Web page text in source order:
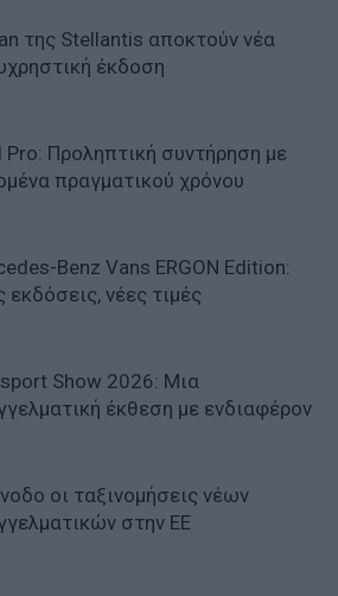
της Stellantis αποκτούν νέα
έκδοση
Pro: Προληπτική συντήρηση με
πραγματικού χρόνου
Benz Vans ERGON Edition:
εκδόσεις, νέες τιμές
Show 2026: Μια
έκθεση με ενδιαφέρον
οι ταξινομήσεις νέων
στην ΕΕ